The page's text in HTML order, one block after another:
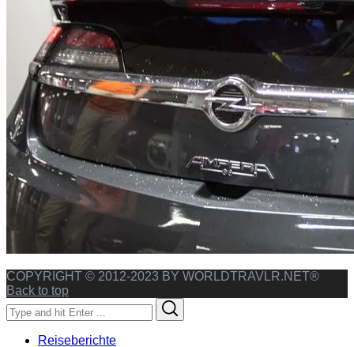
COPYRIGHT © 2012-2023 BY WORLDTRAVLR.NET®
Back to top
Search
for:
Reiseberichte